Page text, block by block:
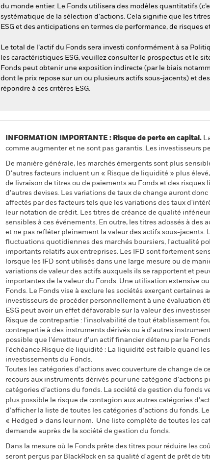
du monde entier. Le Fonds utilisera des modèles quantitatifs
systématique de la sélection d’actions. Cela signifie que les
ESG et des anticipations en termes de performance, de risques
Le total de l’actif du Fonds sera investi conformément à sa
les caractéristiques ESG, veuillez consulter le prospectus et le
Fonds peut obtenir une exposition indirecte (par le biais
dont le prix repose sur un ou plusieurs actifs sous-jacents) et
répondre à ces critères ESG.
INFORMATION IMPORTANTE : Risque de perte en capital.
comme augmenter et ne sont pas garantis. Les investisseurs
De manière générale, les marchés émergents sont plus
D'autres facteurs incluent un « Risque de liquidité » plus
de livraison de titres ou de paiements au Fonds et des
d'autres devises. Les variations de taux de change auront
affectés par des facteurs tels que les variations des taux
leur notation de crédit. Les titres de créance de qualité
sensibles à ces événements. En outre, les titres adossés à
et ne pas refléter pleinement la valeur des actifs sous-jacents.
fluctuations quotidiennes des marchés boursiers, l'actualité
importants relatifs aux entreprises. Les IFD sont fortement
lorsque les IFD sont utilisés dans une large mesure ou de
variations de valeur des actifs auxquels ils se rapportent et
importantes de la valeur du Fonds. Une utilisation extensive
Fonds. Le Fonds vise à exclure les sociétés exerçant
investisseurs de procéder personnellement à une évaluation
ESG peut avoir un effet défavorable sur la valeur des
Risque de contrepartie : l'insolvabilité de tout établissement
contrepartie à des instruments dérivés ou à d'autres
possible que l'émetteur d'un actif financier détenu par le
l'échéance.Risque de liquidité : La liquidité est faible quand
investissements du Fonds.
Toutes les catégories d’actions avec couverture de change
recours aux instruments dérivés pour une catégorie
catégories d’actions du fonds. La société de gestion du fonds
plus possible le risque de contagion aux autres catégories
d’afficher la liste de toutes les catégories d’actions du fonds.
« Hedged » dans leur nom. Une liste complète de toutes les
demande auprès de la société de gestion du fonds.
Dans la mesure où le Fonds prête des titres pour réduire les
seront perçus par BlackRock en sa qualité d'agent de prêt de